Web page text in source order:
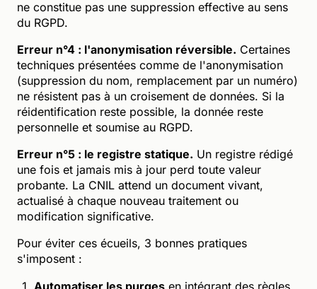
ne constitue pas une suppression effective au sens
du RGPD.
Erreur n°4 : l'anonymisation réversible. Certaines
techniques présentées comme de l'anonymisation
(suppression du nom, remplacement par un numéro)
ne résistent pas à un croisement de données. Si la
réidentification reste possible, la donnée reste
personnelle et soumise au RGPD.
Erreur n°5 : le registre statique. Un registre rédigé
une fois et jamais mis à jour perd toute valeur
probante. La CNIL attend un document vivant,
actualisé à chaque nouveau traitement ou
modification significative.
Pour éviter ces écueils, 3 bonnes pratiques
s'imposent :
Automatiser les purges en intégrant des règles